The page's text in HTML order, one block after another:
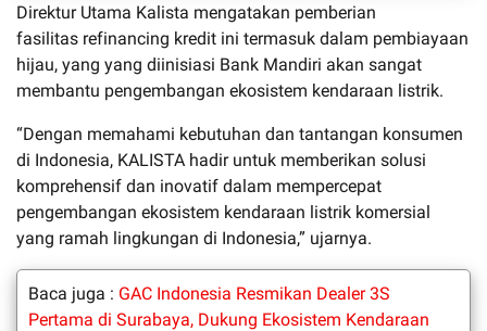
Direktur Utama Kalista mengatakan pemberian
fasilitas refinancing kredit ini termasuk dalam pembiayaan
hijau, yang yang diinisiasi Bank Mandiri akan sangat
membantu pengembangan ekosistem kendaraan listrik.
“Dengan memahami kebutuhan dan tantangan konsumen
di Indonesia, KALISTA hadir untuk memberikan solusi
komprehensif dan inovatif dalam mempercepat
pengembangan ekosistem kendaraan listrik komersial
yang ramah lingkungan di Indonesia,” ujarnya.
Baca juga : GAC Indonesia Resmikan Dealer 3S
Pertama di Surabaya, Dukung Ekosistem Kendaraan